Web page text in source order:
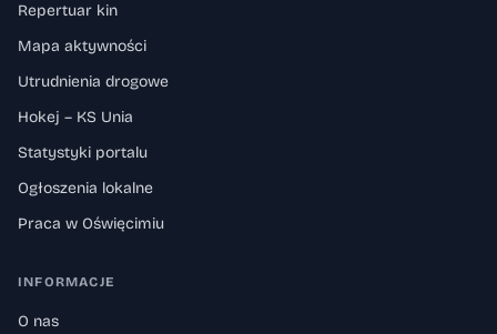
Repertuar kin
Mapa aktywności
Utrudnienia drogowe
Hokej – KS Unia
Statystyki portalu
Ogłoszenia lokalne
Praca w Oświęcimiu
INFORMACJE
O nas